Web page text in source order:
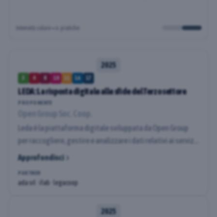
2025
4 8 10 16
LEDA: La risposta digitale alle sfide del Terzo settore
PROPONENTE
Open Group Soc. Coop.
PARTNER
ada srl · ifab · legacoop
Leda è la piattaforma digitale sviluppata da Open Group
per raccogliere, gestire e analizzare i dati relativi ai servizi
offerti e alle persone accolte. Nata per supportare la
propone come strumento chiave per una gestione più
Approfondisci
2025